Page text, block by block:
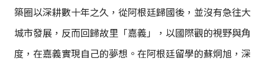
築圈以深耕數十年之久，從阿根廷歸國後，並沒有急往大
城市發展，反而回歸故里「嘉義」，以國際觀的視野與角
度，在嘉義實現自己的夢想。在阿根廷留學的蘇炯旭，深